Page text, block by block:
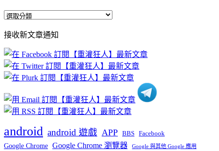
全
文
章
分
類
接收新文章通知
android android 遊戲 APP BBS Facebook
Google Chrome Google Chrome 瀏覽器 Google 與其他 Google 應用